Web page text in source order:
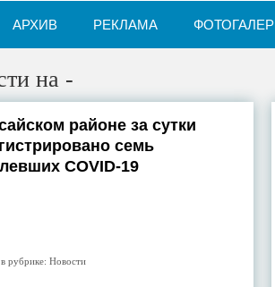
АРХИВ РЕКЛАМА
на -
районе за сутки
семь
COVID-19
рубрике:Новости